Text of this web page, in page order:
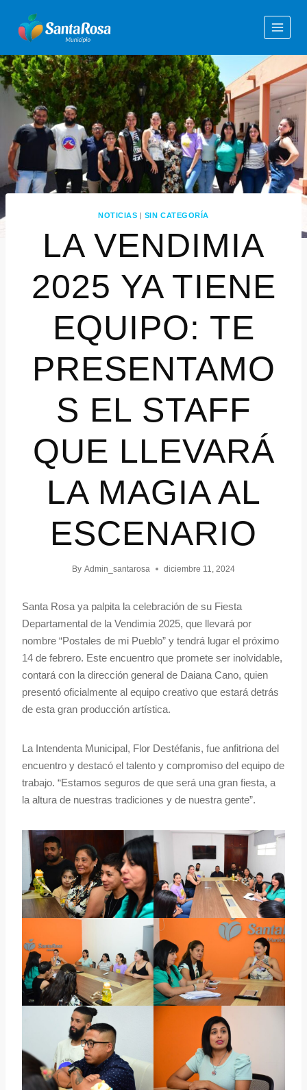
NOTICIAS | SIN CATEGORÍA
LA VENDIMIA
2025 YA TIENE
EQUIPO: TE
PRESENTAMO
S EL STAFF
QUE LLEVARÁ
LA MAGIA AL
ESCENARIO
By Admin_santarosa diciembre 11, 2024
Santa Rosa ya palpita la celebración de su Fiesta
Departamental de la Vendimia 2025, que llevará por
nombre “Postales de mi Pueblo” y tendrá lugar el próximo
14 de febrero. Este encuentro que promete ser inolvidable,
contará con la dirección general de Daiana Cano, quien
presentó oficialmente al equipo creativo que estará detrás
de esta gran producción artística.
La Intendenta Municipal, Flor Destéfanis, fue anfitriona del
encuentro y destacó el talento y compromiso del equipo de
trabajo. “Estamos seguros de que será una gran fiesta, a
la altura de nuestras tradiciones y de nuestra gente”.